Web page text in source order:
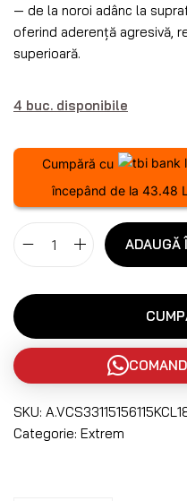
— de la noroi adânc la
oferind aderență agresivă,
superioară.
4 buc. disponibile
Cumpără cu
începând de la 43.48
ADAUGĂ
SKU:
Categorie: Extrem